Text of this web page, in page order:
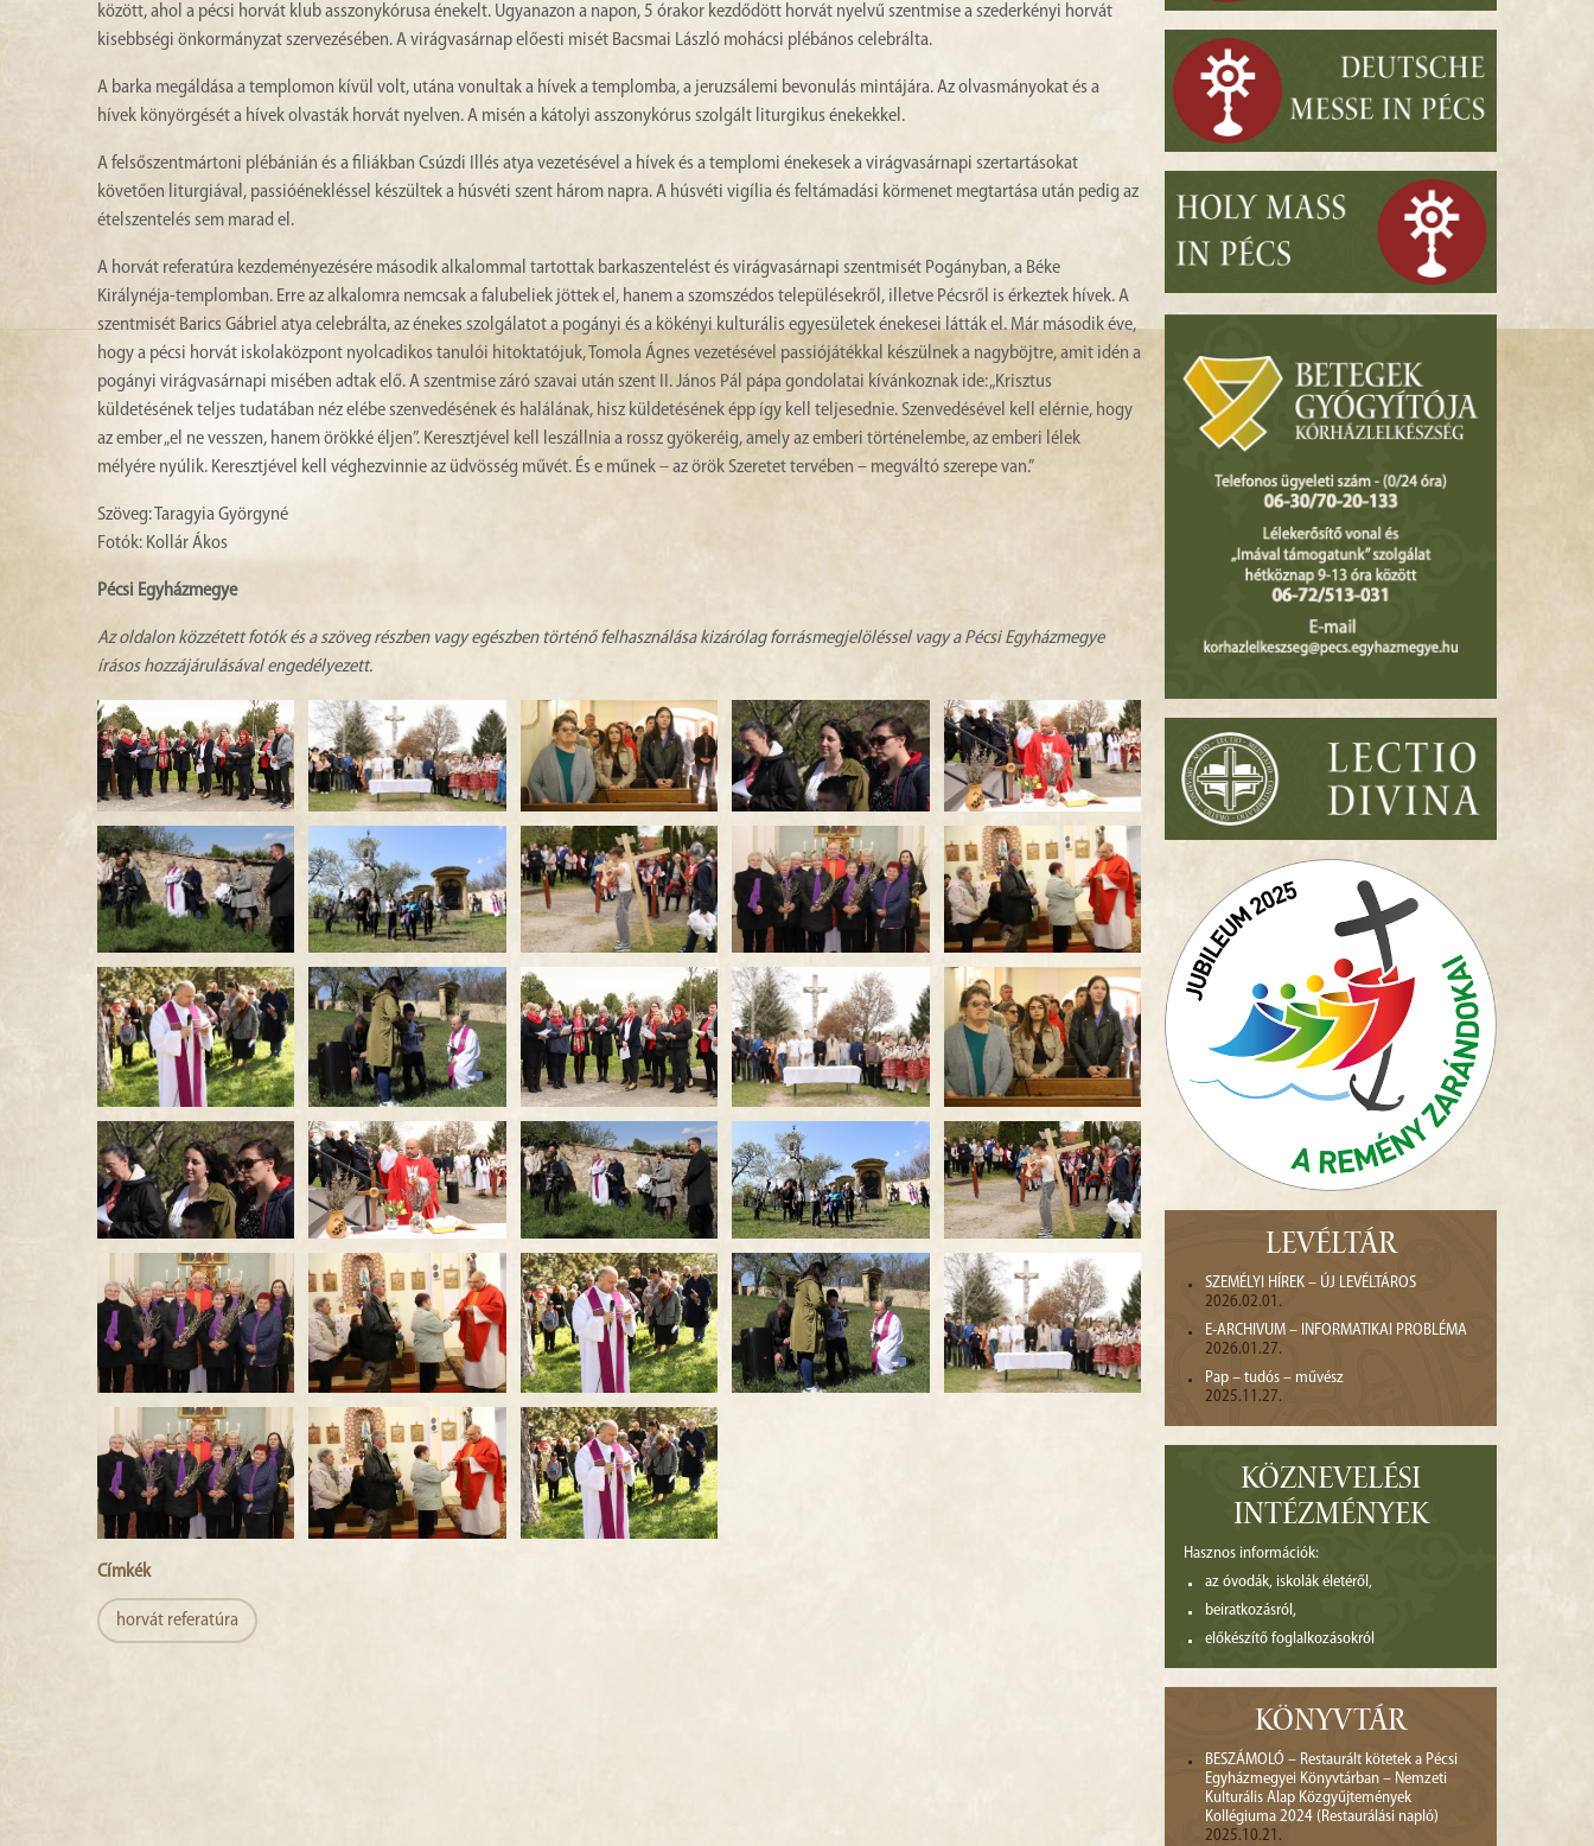
között, ahol a pécsi horvát klub asszonykórusa énekelt. Ugyanazon a napon, 5 órakor kezdődött horvát nyelvű szentmise a szederkényi horvát
kisebbségi önkormányzat szervezésében. A virágvasárnap előesti misét Bacsmai László mohácsi plébános celebrálta.
A barka megáldása a templomon kívül volt, utána vonultak a hívek a templomba, a jeruzsálemi bevonulás mintájára. Az olvasmányokat és a
hívek könyörgését a hívek olvasták horvát nyelven. A misén a kátolyi asszonykórus szolgált liturgikus énekekkel.
A felsőszentmártoni plébánián és a filiákban Csúzdi Illés atya vezetésével a hívek és a templomi énekesek a virágvasárnapi szertartásokat
követően liturgiával, passióénekléssel készültek a húsvéti szent három napra. A húsvéti vigília és feltámadási körmenet megtartása után pedig az
ételszentelés sem marad el.
A horvát referatúra kezdeményezésére második alkalommal tartottak barkaszentelést és virágvasárnapi szentmisét Pogányban, a Béke
Királynéja-templomban. Erre az alkalomra nemcsak a falubeliek jöttek el, hanem a szomszédos településekről, illetve Pécsről is érkeztek hívek. A
szentmisét Barics Gábriel atya celebrálta, az énekes szolgálatot a pogányi és a kökényi kulturális egyesületek énekesei látták el. Már második éve,
hogy a pécsi horvát iskolaközpont nyolcadikos tanulói hitoktatójuk, Tomola Ágnes vezetésével passiójátékkal készülnek a nagyböjtre, amit idén a
pogányi virágvasárnapi misében adtak elő. A szentmise záró szavai után szent II. János Pál pápa gondolatai kívánkoznak ide: „Krisztus
küldetésének teljes tudatában néz elébe szenvedésének és halálának, hisz küldetésének épp így kell teljesednie. Szenvedésével kell elérnie, hogy
az ember „el ne vesszen, hanem örökké éljen”. Keresztjével kell leszállnia a rossz gyökeréig, amely az emberi történelembe, az emberi lélek
mélyére nyúlik. Keresztjével kell véghezvinnie az üdvösség művét. És e műnek – az örök Szeretet tervében – megváltó szerepe van.”
Szöveg: Taragyia Györgyné
Fotók: Kollár Ákos
Pécsi Egyházmegye
Az oldalon közzétett fotók és a szöveg részben vagy egészben történő felhasználása kizárólag forrásmegjelöléssel vagy a Pécsi Egyházmegye
írásos hozzájárulásával engedélyezett.
Címkék
horvát referatúra
LEVÉLTÁR
SZEMÉLYI HÍREK – ÚJ LEVÉLTÁROS
2026.02.01.
E-ARCHIVUM – INFORMATIKAI PROBLÉMA
2026.01.27.
Pap – tudós – művész
2025.11.27.
KÖZNEVELÉSI
INTÉZMÉNYEK
Hasznos információk:
az óvodák, iskolák életéről,
beiratkozásról,
előkészítő foglalkozásokról
KÖNYVTÁR
BESZÁMOLÓ – Restaurált kötetek a Pécsi
Egyházmegyei Könyvtárban – Nemzeti
Kulturális Alap Közgyűjtemények
Kollégiuma 2024 (Restaurálási napló)
2025.10.21.